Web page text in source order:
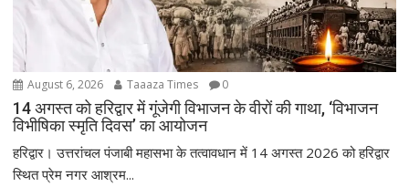
August 6, 2026 Taaaza Times 0
14 अगस्त को हरिद्वार में गूंजेगी विभाजन के वीरों की गाथा, ‘विभाजन
विभीषिका स्मृति दिवस’ का आयोजन
हरिद्वार। उत्तरांचल पंजाबी महासभा के तत्वावधान में 14 अगस्त 2026 को हरिद्वार
स्थित प्रेम नगर आश्रम...